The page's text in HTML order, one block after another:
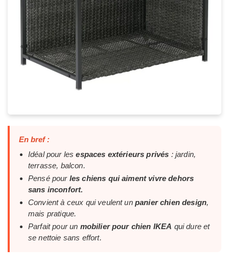
En bref :
Idéal pour lesespaces extérieurs privés : jardin,
terrasse, balcon.
Pensé pour les chiens qui aiment vivre dehors
sans inconfort.
Convient à ceux qui veulent un panier chien design,
mais pratique.
Parfait pour un mobilier pour chien IKEA qui dure et
se nettoie sans effort.